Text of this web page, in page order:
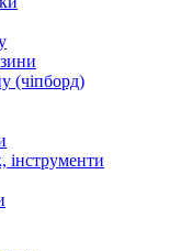
(чіпборд)
інструменти